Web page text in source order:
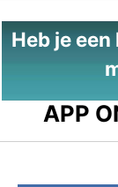
Heb je
APP